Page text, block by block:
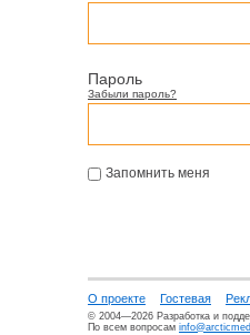
Пароль
Забыли пароль?
Запомнить меня
О проекте Гостевая
© 2004—2026 Разработка и
По всем вопросам